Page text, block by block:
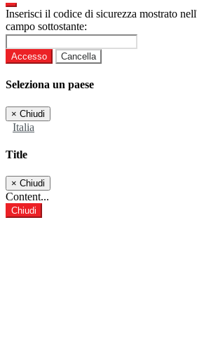
Inserisci il codice di sicurezza mostrato
campo sottostante:
Accesso Cancella
Seleziona un paese
× Chiudi
Italia
Title
× Chiudi
Content...
Chiudi